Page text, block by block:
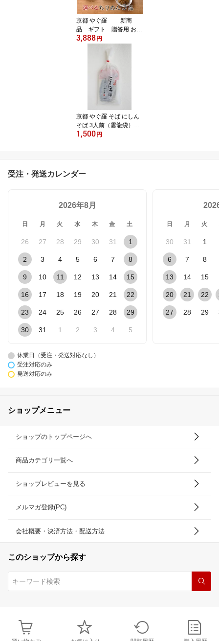
京都 やぐ羅 新商
品 ギフト 贈答用 お中
元 京のちりめん味くら
種）（箱入り）送料無料
（但し、北海道、沖縄は
1500円）
3,888 円
京都 やぐ羅 そば にしん
そば 3人前（雲龍袋）家
庭用（3個以上ご購入で
1,500 円
受注・発送カレンダー
2026年8月
日 月 火 水 木 金 土
26 27 28 29 30 31 1
2 3 4 5 6 7 8
9 10 11 12 13 14 15
16 17 18 19 20 21 22
23 24 25 26 27 28 29
30 31 1 2 3 4 5
日 月 火
30 31 1
6 7 8
13 14 15
20 21 22
27 28 29
休業日（受注・発送対応なし）
受注対応のみ
発送対応のみ
ショップメニュー
ショップのトップページへ
商品カテゴリ一覧へ
ショップレビューを見る
メルマガ登録(PC)
会社概要・決済方法・配送方法
このショップから探す